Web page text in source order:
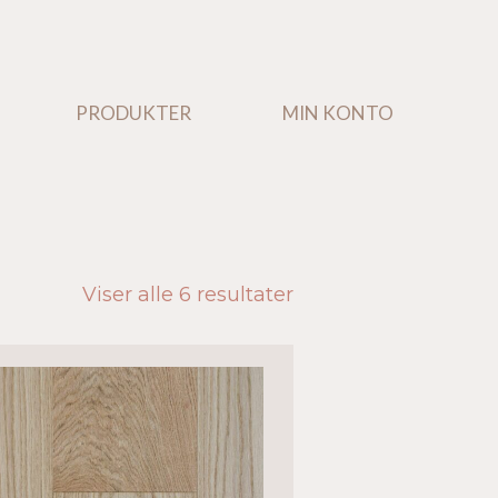
PRODUKTER MIN KONTO
Viser alle 6 resultater
PRODUKTER MIN KONTO